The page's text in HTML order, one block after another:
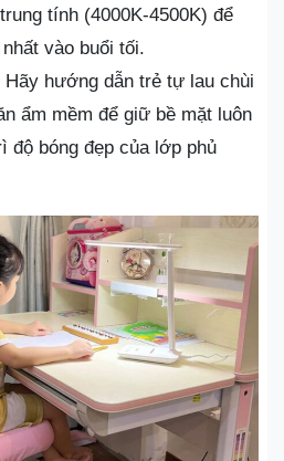
tính (4000K-4500K) để
vào buổi tối.
Hãy hướng dẫn trẻ tự lau chùi
ẩm mềm để giữ bề mặt luôn
độ bóng đẹp của lớp phủ